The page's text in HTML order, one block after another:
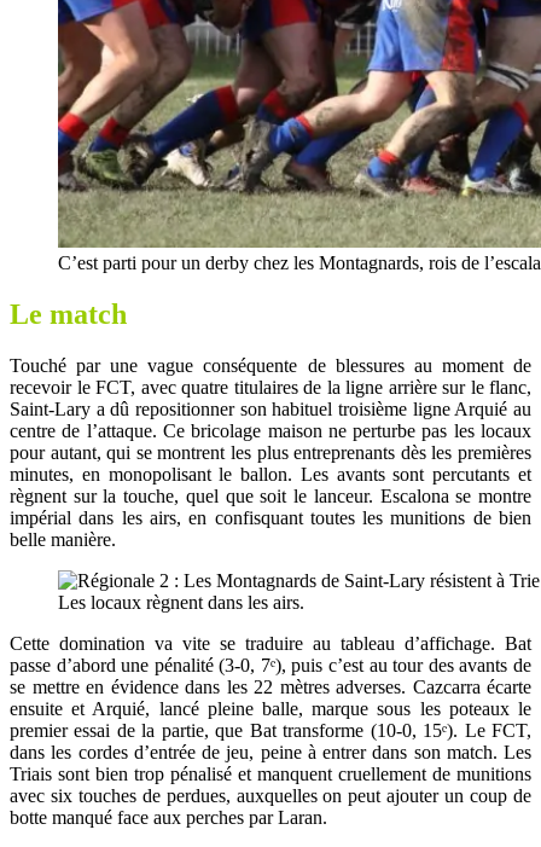
C’est parti pour un derby chez les Montagnards, rois de
Le match
Touché par une vague conséquente de blessures au moment de
recevoir le FCT, avec quatre titulaires de la ligne arrière sur le flanc,
Saint-Lary a dû repositionner son habituel troisième ligne Arquié au
centre de l’attaque. Ce bricolage maison ne perturbe pas les locaux
pour autant, qui se montrent les plus entreprenants dès les premières
minutes, en monopolisant le ballon. Les avants sont percutants et
règnent sur la touche, quel que soit le lanceur. Escalona se montre
impérial dans les airs, en confisquant toutes les munitions de bien
belle manière.
Les locaux règnent dans les airs.
Cette domination va vite se traduire au tableau d’affichage. Bat
passe d’abord une pénalité (3-0, 7ᵉ), puis c’est au tour des avants de
se mettre en évidence dans les 22 mètres adverses. Cazcarra écarte
ensuite et Arquié, lancé pleine balle, marque sous les poteaux le
premier essai de la partie, que Bat transforme (10-0, 15ᵉ). Le FCT,
dans les cordes d’entrée de jeu, peine à entrer dans son match. Les
Triais sont bien trop pénalisé et manquent cruellement de munitions
avec six touches de perdues, auxquelles on peut ajouter un coup de
botte manqué face aux perches par Laran.